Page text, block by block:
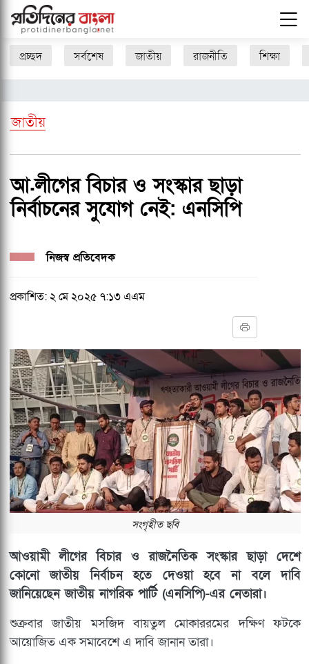
প্রচ্ছদ সর্বশেষ জাতীয় রাজনীতি শিক্ষা
জাতীয়
আ.লীগের বিচার ও সংস্কার ছাড়া
নির্বাচনের সুযোগ নেই: এনসিপি
নিজস্ব প্রতিবেদক
প্রকাশিত: ২ মে ২০২৫ ৭:১৩ এএম
সংগৃহীত ছবি
আওয়ামী লীগের বিচার ও রাজনৈতিক সংস্কার ছাড়া দেশে
কোনো জাতীয় নির্বাচন হতে দেওয়া হবে না বলে দাবি
জানিয়েছেন জাতীয় নাগরিক পার্টি (এনসিপি)-এর নেতারা।
শুক্রবার জাতীয় মসজিদ বায়তুল মোকাররমের দক্ষিণ ফটকে
আয়োজিত এক সমাবেশে এ দাবি জানান তারা।